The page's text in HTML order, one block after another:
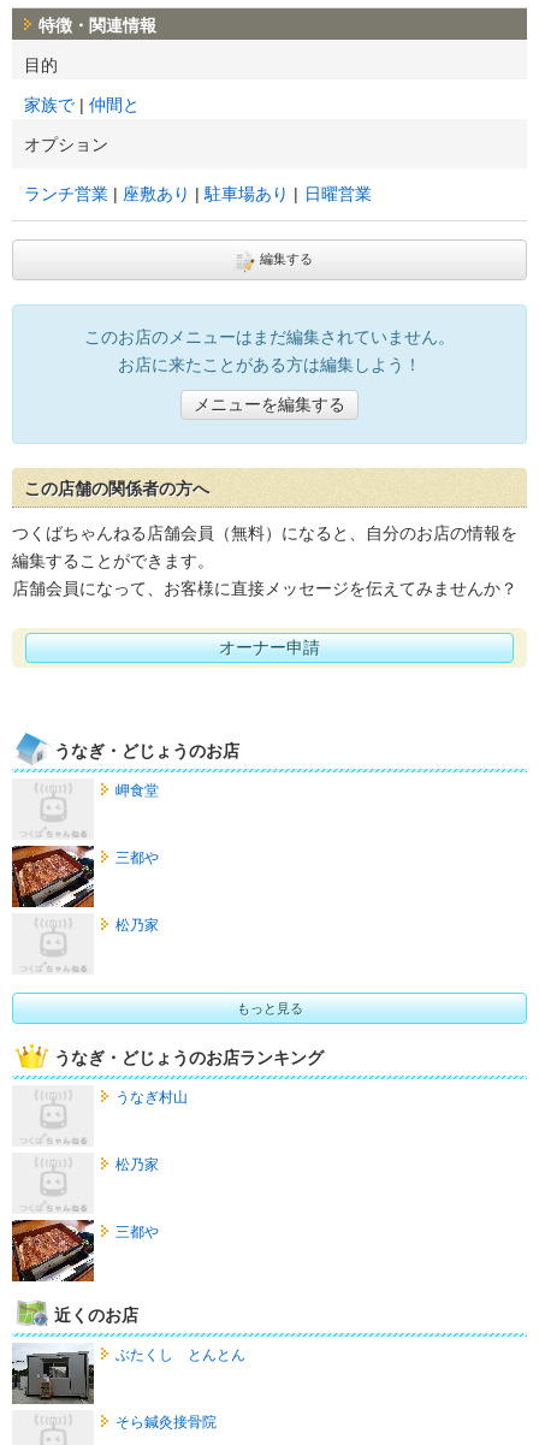
特徴・関連情報
目的
家族で 仲間と
オプション
ランチ営業 座敷あり 駐車場あり 日曜営業
編集する
このお店のメニューはまだ編集されていません。
お店に来たことがある方は編集しよう！
メニューを編集する
この店舗の関係者の方へ
つくばちゃんねる店舗会員（無料）になると、自分のお店の情報を
編集することができます。
店舗会員になって、お客様に直接メッセージを伝えてみませんか？
オーナー申請
うなぎ・どじょうのお店
岬食堂
三都や
松乃家
もっと見る
うなぎ・どじょうのお店ランキング
うなぎ村山
松乃家
三都や
近くのお店
ぶたくし とんとん
そら鍼灸接骨院